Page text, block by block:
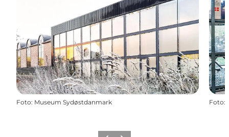
Foto: Museum Sydøstdanmark Foto: